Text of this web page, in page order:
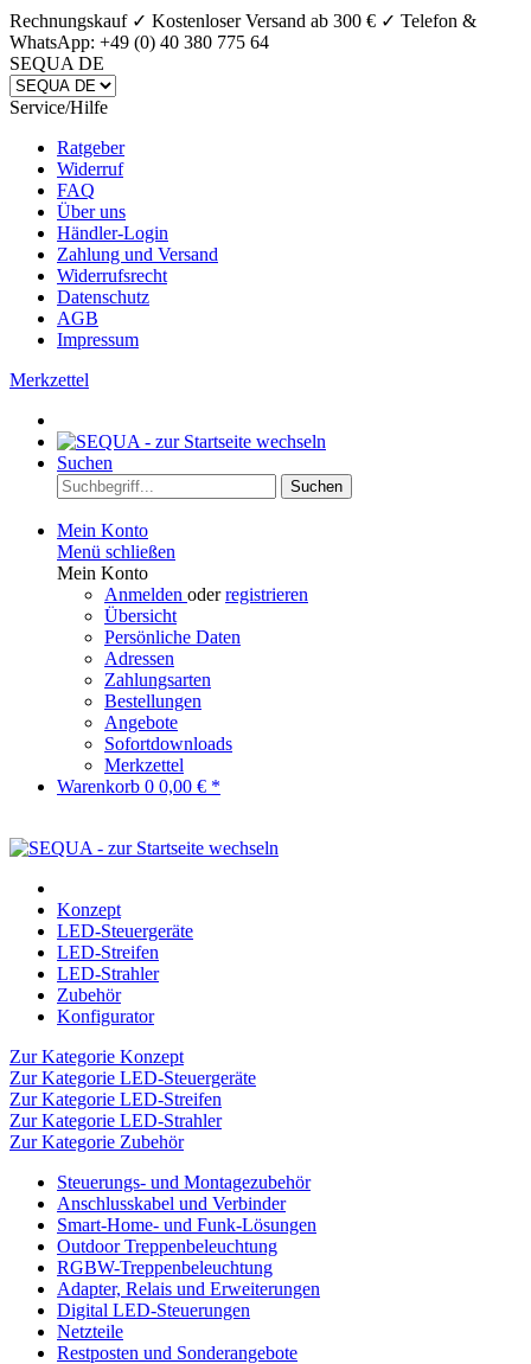
Rechnungskauf ✓ Kostenloser Versand ab 300 € ✓ Telefon &
WhatsApp: +49 (0) 40 380 775 64
SEQUA DE
Service/Hilfe
Ratgeber
Widerruf
FAQ
Über uns
Händler-Login
Zahlung und Versand
Widerrufsrecht
Datenschutz
AGB
Impressum
Merkzettel
Suchen
Suchen
Mein Konto
Menü schließen
Mein Konto
Anmelden oderregistrieren
Übersicht
Persönliche Daten
Adressen
Zahlungsarten
Bestellungen
Angebote
Sofortdownloads
Merkzettel
Warenkorb 0 0,00 € *
Konzept
LED-Steuergeräte
LED-Streifen
LED-Strahler
Zubehör
Konfigurator
Zur Kategorie Konzept
Zur Kategorie LED-Steuergeräte
Zur Kategorie LED-Streifen
Zur Kategorie LED-Strahler
Zur Kategorie Zubehör
Steuerungs- und Montagezubehör
Anschlusskabel und Verbinder
Smart-Home- und Funk-Lösungen
Outdoor Treppenbeleuchtung
RGBW-Treppenbeleuchtung
Adapter, Relais und Erweiterungen
Digital LED-Steuerungen
Netzteile
Restposten und Sonderangebote